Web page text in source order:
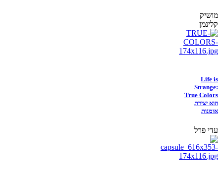
מושיק
קלינמן
Life is
Strange:
True Colors
הוא יצירת
אומנות
עדי פרל